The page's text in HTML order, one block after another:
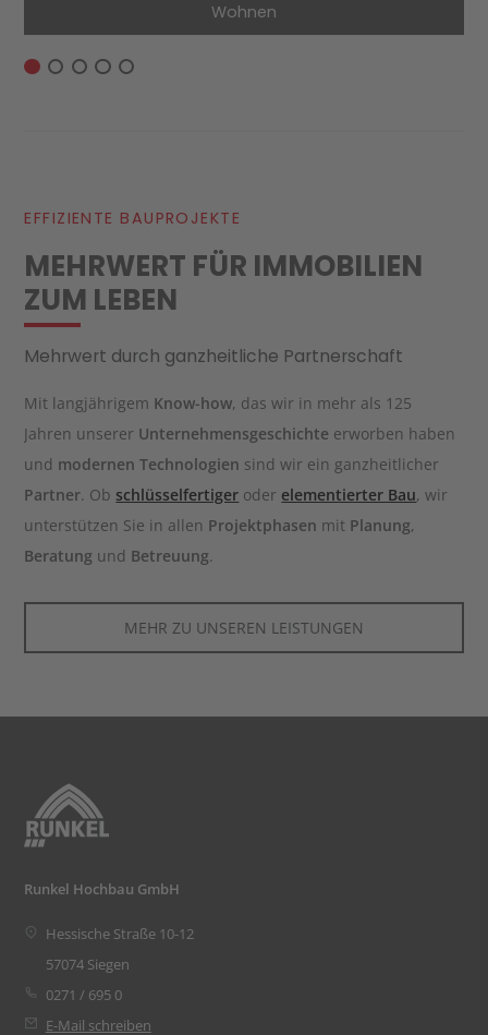
Wohnen
EFFIZIENTE BAUPROJEKTE
MEHR­WERT FÜR IMMO­BILIEN
ZUM LEBEN
Mehrwert durch ganzheitliche Partnerschaft
Mit langjährigem Know-how, das wir in mehr als 125
Jahren unserer Unternehmensgeschichte erworben haben
und modernen Technologien sind wir ein ganzheitlicher
Partner. Ob schlüsselfertiger oder elementierter Bau, wir
unterstützen Sie in allen Projektphasen mit Planung,
Beratung und Betreuung.
MEHR ZU UNSEREN LEISTUNGEN
Runkel Hochbau GmbH
Hessische Straße 10-12
57074 Siegen
0271 / 695 0
E-Mail schreiben